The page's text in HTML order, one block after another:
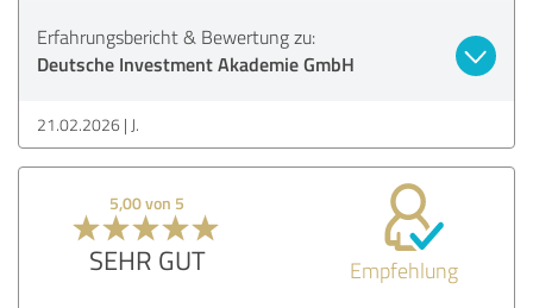
Erfahrungsbericht & Bewertung zu:
Deutsche Investment Akademie GmbH
21.02.2026 J.
5,00 von 5
SEHR GUT Empfehlung